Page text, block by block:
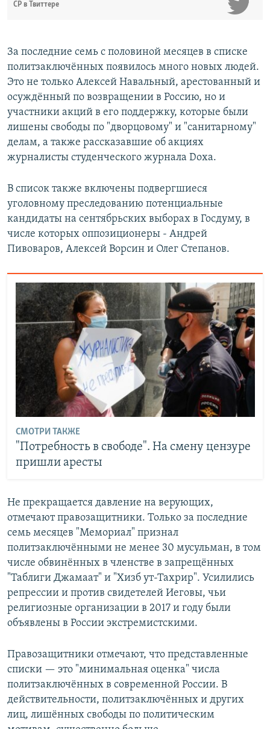
СР в Твиттере
За последние семь с половиной месяцев в списке
политзаключённых появилось много новых людей.
Это не только Алексей Навальный, арестованный и
осуждённый по возвращении в Россию, но и
участники акций в его поддержку, которые были
лишены свободы по "дворцовому" и "санитарному"
делам, а также рассказавшие об акциях
журналисты студенческого журнала Doxa.
В список также включены подвергшиеся
уголовному преследованию потенциальные
кандидаты на сентябрьских выборах в Госдуму, в
числе которых оппозиционеры - Андрей
Пивоваров, Алексей Ворсин и Олег Степанов.
СМОТРИ ТАКЖЕ
"Потребность в свободе". На смену цензуре
пришли аресты
Не прекращается давление на верующих,
отмечают правозащитники. Только за последние
семь месяцев "Мемориал" признал
политзаключёнными не менее 30 мусульман, в том
числе обвинённых в членстве в запрещённых
"Таблиги Джамаат" и "Хизб ут-Тахрир". Усилились
репрессии и против свидетелей Иеговы, чьи
религиозные организации в 2017 и году были
объявлены в России экстремистскими.
Правозащитники отмечают, что представленные
списки — это "минимальная оценка" числа
политзаключённых в современной России. В
действительности, политзаключённых и других
лиц, лишённых свободы по политическим